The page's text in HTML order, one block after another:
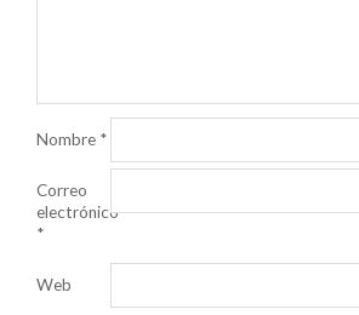
Nombre *
Correo
electrónico
*
Web